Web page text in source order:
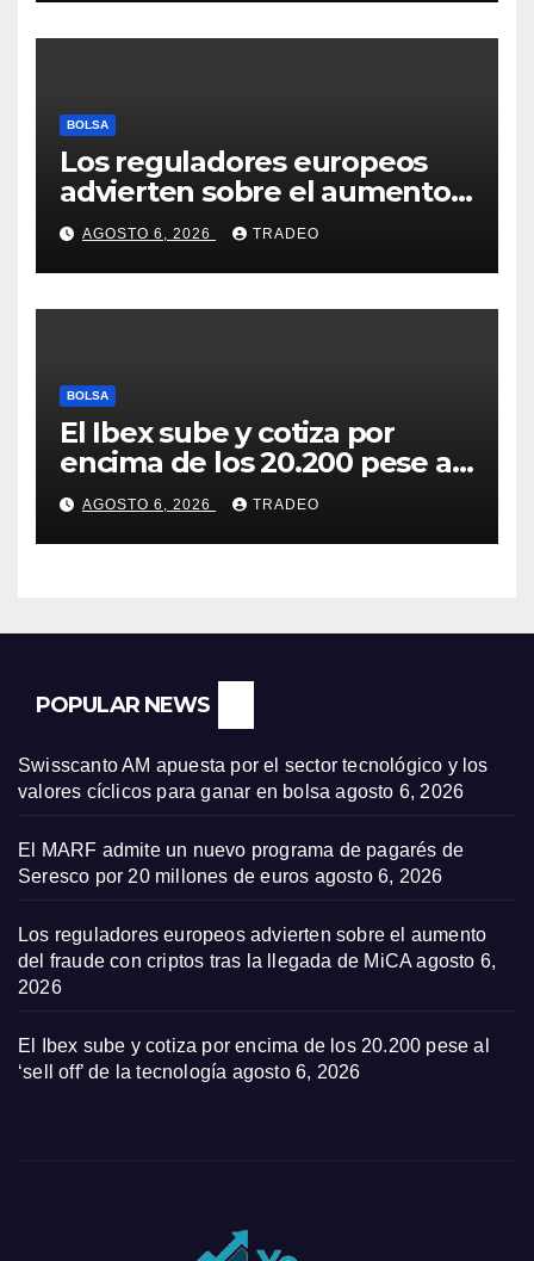
BOLSA
Los reguladores europeos
advierten sobre el aumento
del fraude con criptos tras la
llegada de MiCA
AGOSTO 6, 2026 TRADEO
BOLSA
El Ibex sube y cotiza por
encima de los 20.200 pese al
‘sell off’ de la tecnología
AGOSTO 6, 2026 TRADEO
POPULAR NEWS
Swisscanto AM apuesta por el sector tecnológico y los
valores cíclicos para ganar en bolsa agosto 6, 2026
El MARF admite un nuevo programa de pagarés de
Seresco por 20 millones de euros agosto 6, 2026
Los reguladores europeos advierten sobre el aumento
del fraude con criptos tras la llegada de MiCA agosto 6,
2026
El Ibex sube y cotiza por encima de los 20.200 pese al
‘sell off’ de la tecnología agosto 6, 2026